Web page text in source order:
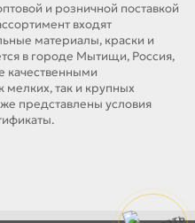
и розничной поставкой
входят
материалы, краски и
в городе Мытищи, Россия,
качественными
так и крупных
представлены условия